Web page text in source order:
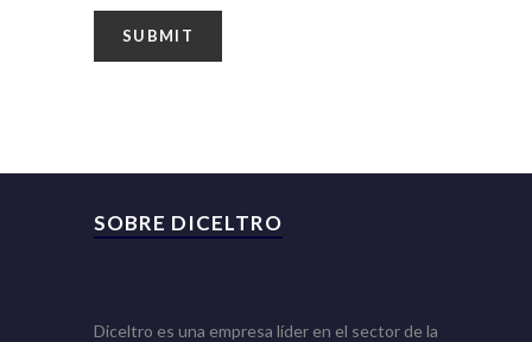
SOBRE DICELTRO
Diceltro es una empresa líder en el sector de la